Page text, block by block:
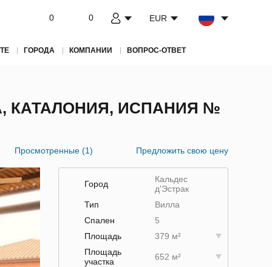
0 0 EUR
ГОРОДА КОМПАНИИ ВОПРОС-ОТВЕТ
КАТАЛОНИЯ, ИСПАНИЯ №
Просмотренные (1) Предложить свою цену
Город
Кальдес
д'Эстрак
Тип
Вилла
Спален
5
Площадь
379 м²
Площадь
участка
652 м²